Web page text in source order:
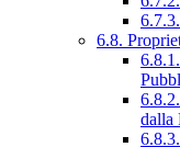
6.8.
dalla